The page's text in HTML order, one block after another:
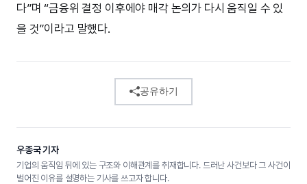
다”며 “금융위 결정 이후에야 매각 논의가 다시 움직일 수 있
을 것”이라고 말했다.
공유하기
우종국 기자
기업의 움직임 뒤에 있는 구조와 이해관계를 취재합니다. 드러난 사건보다 그 사건이
벌어진 이유를 설명하는 기사를 쓰고자 합니다.